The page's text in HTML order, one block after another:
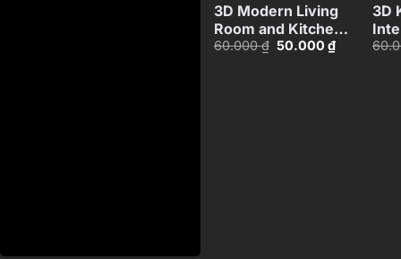
3D Modern Living
Room and Kitchen
60.000₫ Giá
50.000₫Giá
3D